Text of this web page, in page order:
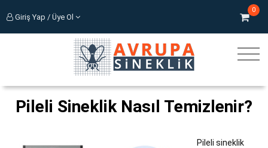
Giriş Yap / Üye Ol
0
Pileli Sineklik Nasıl Temizlenir?
Pileli sineklik